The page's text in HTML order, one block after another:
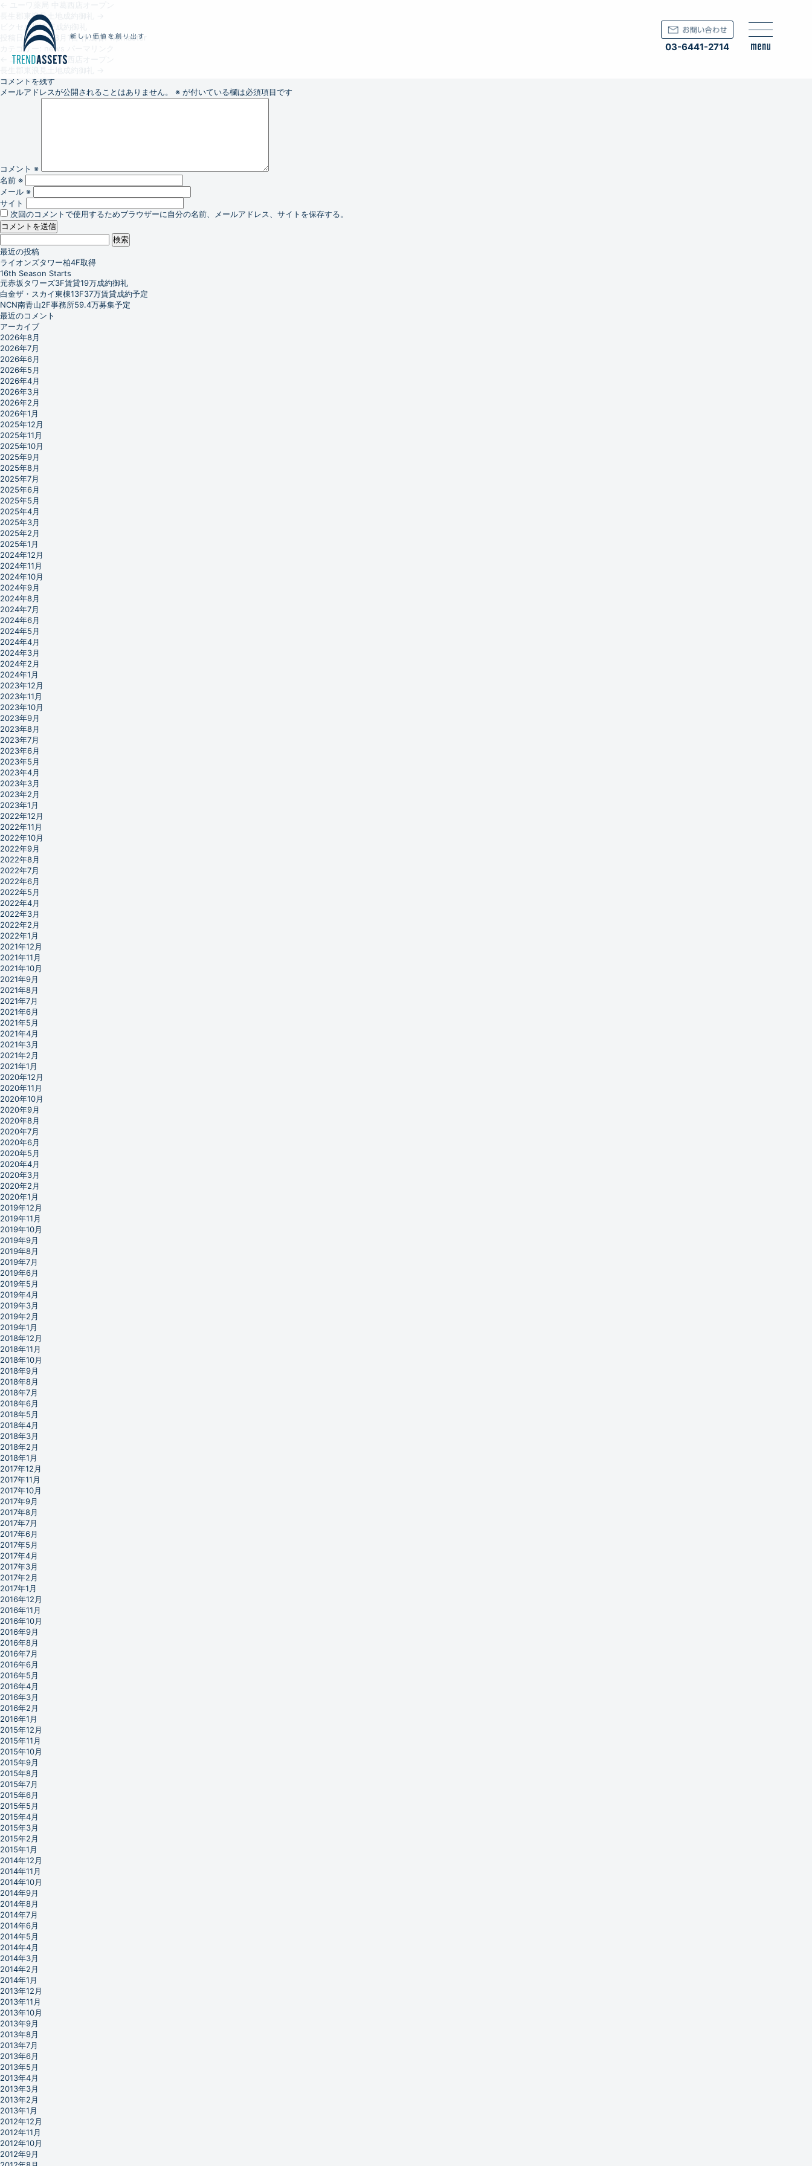
03-6441-2714
長生郡東浪見土地成約御礼
ビクセル川崎1F成約御礼
投稿日: 2015年8月1日 作成者: wpmaster
カテゴリー:
news
ユーワ薬局 中葛西店オープン
コメントを残す
メールアドレスが公開されることはありません。
※ が付いている欄は必須項目です
コメント ※
名前 ※
メール ※
サイト
次回のコメントで使用するためブラウザーに自分の名前、メールアドレス、サイトを保存する。
検
索:
最近の投稿
ライオンズタワー柏4F取得
16th Season Starts
元赤坂タワーズ3F賃貸19万成約御礼
白金ザ・スカイ東棟13F37万賃貸成約予定
NCN南青山2F事務所59.4万募集予定
最近のコメント
アーカイブ
2026年8月
2026年7月
2026年6月
2026年5月
2026年4月
2026年3月
2026年2月
2026年1月
2025年12月
2025年11月
2025年10月
2025年9月
2025年8月
2025年7月
2025年6月
2025年5月
2025年4月
2025年3月
2025年2月
2025年1月
2024年12月
2024年11月
2024年10月
2024年9月
2024年8月
2024年7月
2024年6月
2024年5月
2024年4月
2024年3月
2024年2月
2024年1月
2023年12月
2023年11月
2023年10月
2023年9月
2023年8月
2023年7月
2023年6月
2023年5月
2023年4月
2023年3月
2023年2月
2023年1月
2022年12月
2022年11月
2022年10月
2022年9月
2022年8月
2022年7月
2022年6月
2022年5月
2022年4月
2022年3月
2022年2月
2022年1月
2021年12月
2021年11月
2021年10月
2021年9月
2021年8月
2021年7月
2021年6月
2021年5月
2021年4月
2021年3月
2021年2月
2021年1月
2020年12月
2020年11月
2020年10月
2020年9月
2020年8月
2020年7月
2020年6月
2020年5月
2020年4月
2020年3月
2020年2月
2020年1月
2019年12月
2019年11月
2019年10月
2019年9月
2019年8月
2019年7月
2019年6月
2019年5月
2019年4月
2019年3月
2019年2月
2019年1月
2018年12月
2018年11月
2018年10月
2018年9月
2018年8月
2018年7月
2018年6月
2018年5月
2018年4月
2018年3月
2018年2月
2018年1月
2017年12月
2017年11月
2017年10月
2017年9月
2017年8月
2017年7月
2017年6月
2017年5月
2017年4月
2017年3月
2017年2月
2017年1月
2016年12月
2016年11月
2016年10月
2016年9月
2016年8月
2016年7月
2016年6月
2016年5月
2016年4月
2016年3月
2016年2月
2016年1月
2015年12月
2015年11月
2015年10月
2015年9月
2015年8月
2015年7月
2015年6月
2015年5月
2015年4月
2015年3月
2015年2月
2015年1月
2014年12月
2014年11月
2014年10月
2014年9月
2014年8月
2014年7月
2014年6月
2014年5月
2014年4月
2014年3月
2014年2月
2014年1月
2013年12月
2013年11月
2013年10月
2013年9月
2013年8月
2013年7月
2013年6月
2013年5月
2013年4月
2013年3月
2013年2月
2013年1月
2012年12月
2012年11月
2012年10月
2012年9月